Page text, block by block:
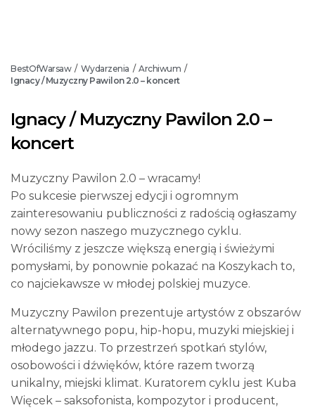
BestOfWarsaw / Wydarzenia / Archiwum /
Ignacy / Muzyczny Pawilon 2.0 – koncert
Ignacy / Muzyczny Pawilon 2.0 –
koncert
Muzyczny Pawilon 2.0 – wracamy!
Po sukcesie pierwszej edycji i ogromnym
zainteresowaniu publiczności z radością ogłaszamy
nowy sezon naszego muzycznego cyklu.
Wróciliśmy z jeszcze większą energią i świeżymi
pomysłami, by ponownie pokazać na Koszykach to,
co najciekawsze w młodej polskiej muzyce.
Muzyczny Pawilon prezentuje artystów z obszarów
alternatywnego popu, hip-hopu, muzyki miejskiej i
młodego jazzu. To przestrzeń spotkań stylów,
osobowości i dźwięków, które razem tworzą
unikalny, miejski klimat. Kuratorem cyklu jest Kuba
Więcek – saksofonista, kompozytor i producent,